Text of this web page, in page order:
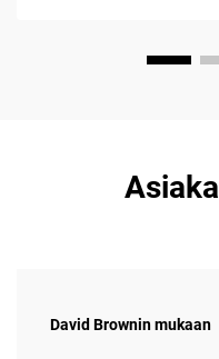
David Brownin mukaan